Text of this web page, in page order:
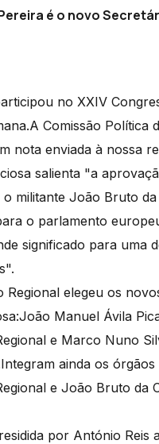
é o novo
no XXIV
Comissão
nota enviada à nossa
salienta "a
militante João Bruto
o parlamento
significado para uma
Regional elegeu os
Manuel Ávila
e Marco Nuno
ainda os
e João Bruto da
por António Reis